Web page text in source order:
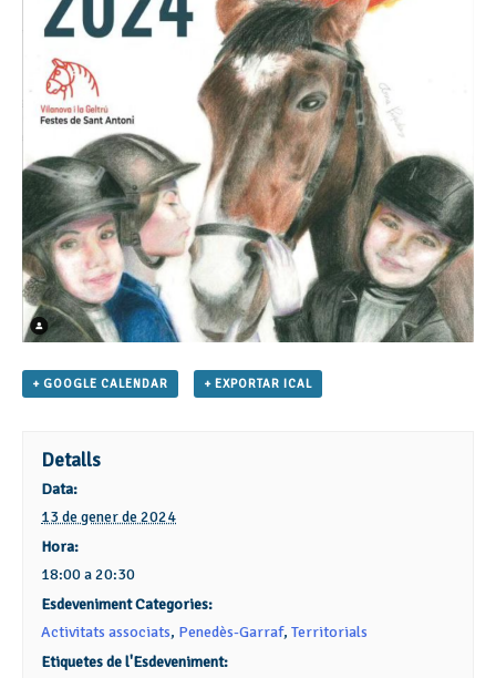
+ GOOGLE CALENDAR + EXPORTAR ICAL
Detalls
Data:
13 de gener de 2024
Hora:
18:00 a 20:30
Esdeveniment Categories:
Activitats associats, Penedès-Garraf,Territorials
Etiquetes de l'Esdeveniment: